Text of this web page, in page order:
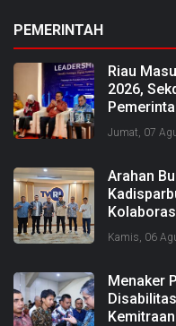
PEMERINTAH
Riau
2026,
Jumat, 07
Arahan
2026 dan
Kamis, 06
Menaker